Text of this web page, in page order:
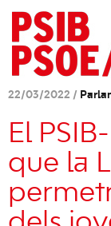
22/03/2022 /
El
que la